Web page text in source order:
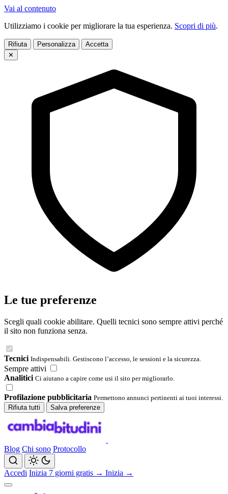
Vai al contenuto
Utilizziamo i cookie per migliorare la tua esperienza. Scopri di più.
Rifiuta Personalizza
Accetta
✕
Le tue preferenze
Scegli quali cookie abilitare. Quelli tecnici sono sempre attivi perché
il sito non funziona senza.
Tecnici Indispensabili. Gestiscono l’accesso, le sessioni e la sicurezza.
Sempre attivi
Analitici Ci aiutano a capire come usi il sito per migliorarlo.
Profilazione pubblicitaria Permettono annunci pertinenti ai tuoi interessi.
Rifiuta tutti
Salva preferenze
Blog Chi sono Protocollo
Accedi Inizia 7 giorni gratis → Inizia →